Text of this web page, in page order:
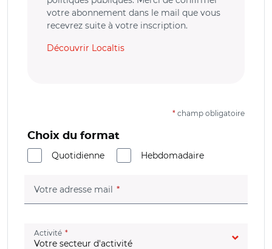
votre abonnement dans le mail que vous
recevrez suite à votre inscription.
Découvrir Localtis
* champ obligatoire
Choix du format
Quotidienne
Hebdomadaire
Votre adresse mail (champ obligatoire)
Activité (champ obligatoire)